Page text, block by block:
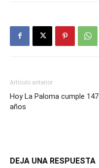
Artículo anterior
Hoy La Paloma cumple 147
años
DEJA UNA RESPUESTA